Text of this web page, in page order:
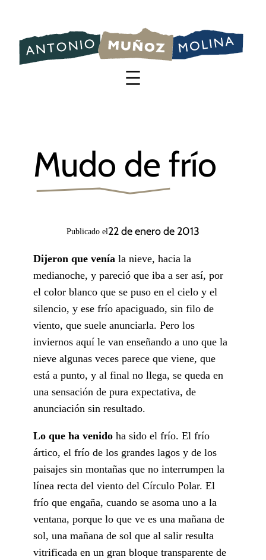
contenido
Mudo de frío
Publicado el22 de enero de 2013
Dijeron que venía la nieve, hacia la
medianoche, y pareció que iba a ser así, por
el color blanco que se puso en el cielo y el
silencio, y ese frío apaciguado, sin filo de
viento, que suele anunciarla. Pero los
inviernos aquí le van enseñando a uno que la
nieve algunas veces parece que viene, que
está a punto, y al final no llega, se queda en
una sensación de pura expectativa, de
anunciación sin resultado.
Lo que ha venido ha sido el frío. El frío
ártico, el frío de los grandes lagos y de los
paisajes sin montañas que no interrumpen la
línea recta del viento del Círculo Polar. El
frío que engaña, cuando se asoma uno a la
ventana, porque lo que ve es una mañana de
sol, una mañana de sol que al salir resulta
vitrificada en un gran bloque transparente de